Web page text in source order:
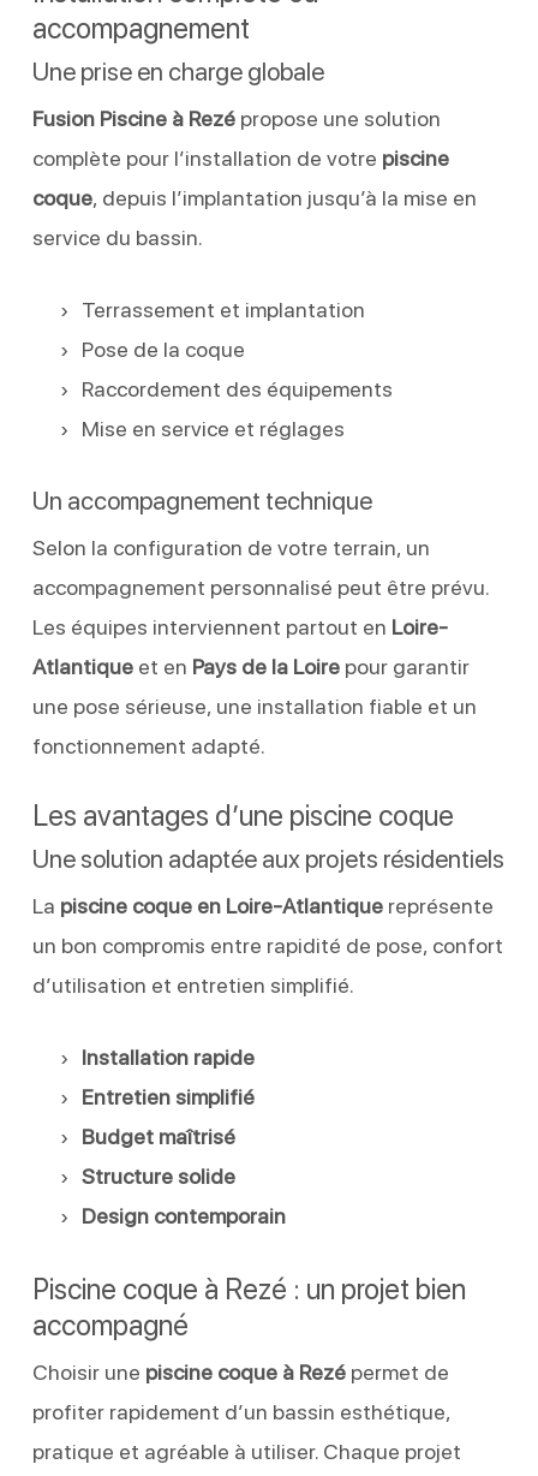
accompagnement
Une prise en charge globale
Fusion Piscine à Rezépropose une solution
complète pour l’installation de votre piscine
coque, depuis l’implantation jusqu’à la mise en
service du bassin.
Terrassement et implantation
Pose de la coque
Raccordement des équipements
Mise en service et réglages
Un accompagnement technique
Selon la configuration de votre terrain, un
accompagnement personnalisé peut être prévu.
Les équipes interviennent partout en Loire-
Atlantiqueet en Pays de la Loirepour garantir
une pose sérieuse, une installation fiable et un
fonctionnement adapté.
Les avantages d’une piscine coque
Une solution adaptée aux projets résidentiels
La piscine coque en Loire-Atlantiquereprésente
un bon compromis entre rapidité de pose, confort
d’utilisation et entretien simplifié.
Installation rapide
Entretien simplifié
Budget maîtrisé
Structure solide
Design contemporain
Piscine coque à Rezé : un projet bien
accompagné
Choisir une piscine coque à Rezépermet de
profiter rapidement d’un bassin esthétique,
pratique et agréable à utiliser. Chaque projet